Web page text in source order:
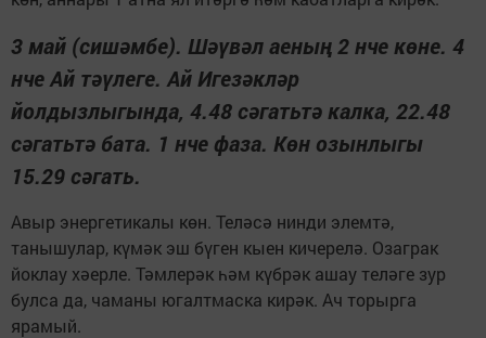
3 май (сишәмбе). Шәүвәл аеның 2 нче көне. 4
нче Ай тәүлеге. Ай Игезәкләр
йолдызлыгында, 4.48 сәгатьтә калка, 22.48
сәгатьтә бата. 1 нче фаза. Көн озынлыгы
15.29 сәгать.
Авыр энергетикалы көн. Теләсә нинди элемтә,
танышулар, күмәк эш бүген кыен кичерелә. Озаграк
йоклау хәерле. Тәмлерәк һәм күбрәк ашау теләге зур
булса да, чаманы югалтмаска кирәк. Ач торырга
ярамый.